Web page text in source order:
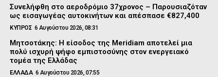
Συνελήφθη στο αεροδρόμιο 37χρονος – Παρουσιαζόταν
ως εισαγωγέας αυτοκινήτων και απέσπασε €827,400
ΚΥΠΡΟΣ 6 Αυγούστου 2026, 08:31
Μητσοτάκης: Η είσοδος της Meridiam αποτελεί μια
πολύ ισχυρή ψήφο εμπιστοσύνης στον ενεργειακό
τομέα της Ελλάδας
ΕΛΛΑΔΑ 6 Αυγούστου 2026, 07:55